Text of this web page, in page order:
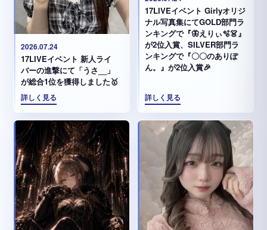
2026.07.24
17LIVEイベント 新人ライ
バーの進撃にて「うさ__」
が総合1位を獲得しました🥇
詳しく見る
17LIVEイベント Girlyオリジ
ナル写真集にてGOLD部門ラ
ンキングで『🦋えりぃ🫧👗』
が2位入賞、SILVER部門ラ
ンキングで『〇〇のありぽ
ん。』が2位入賞🎉
詳しく見る